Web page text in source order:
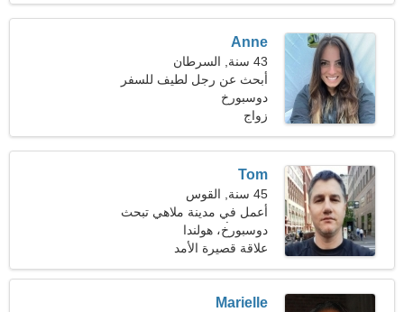
Anne
43 سنة, السرطان
أبحث عن رجل لطيف للسفر
دوسبورخ
زواج
Tom
45 سنة, القوس
أعمل في مدينة ملاهي تبحث
عن امرأة مؤنسة
دوسبورخ، هولندا
علاقة قصيرة الأمد
Marielle